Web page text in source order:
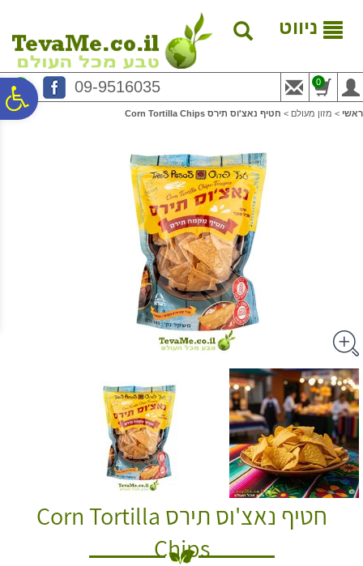
נגישות
המרכזי
ניווט
09-9516035 0
ראשי > מזון מעולם > חטיף נאצ'וס תירס Corn Tortilla Chips
חטיף נאצ'וס תירס Corn Tortilla
Chips